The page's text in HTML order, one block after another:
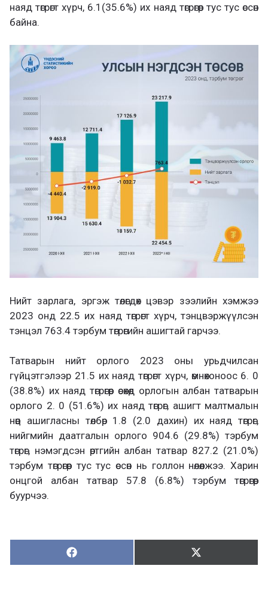
наяд төгрөгт хүрч, 6.1(35.6%) их наяд төгрөгөөр тус тус өссөн
байна.
Нийт зарлага, эргэж төлөгдөх цэвэр зээлийн хэмжээ
2023 онд 22.5 их наяд төгрөгт хүрч, тэнцвэржүүлсэн
тэнцэл 763.4 тэрбум төгрөгийн ашигтай гарчээ.
Татварын нийт орлого 2023 оны урьдчилсан
гүйцэтгэлээр 21.5 их наяд төгрөгт хүрч, өмнөхоноос 6. 0
(38.8%) их наяд төгрөгөөр өсөхөд орлогын албан татварын
орлого 2. 0 (51.6%) их наяд төгрөг, ашигт малтмалын
нөөц ашигласны төлбөр 1.8 (2.0 дахин) их наяд төгрөг,
нийгмийн даатгалын орлого 904.6 (29.8%) тэрбум
төгрөг, нэмэгдсэн өртгийн албан татвар 827.2 (21.0%)
тэрбум төгрөгөөр тус тус өссөн нь голлон нөлөөлжээ. Харин
онцгой албан татвар 57.8 (6.8%) тэрбум төгрөгөөр
буурчээ.
Хуваалцах:
Х
у
Түгээх:
Т
ү